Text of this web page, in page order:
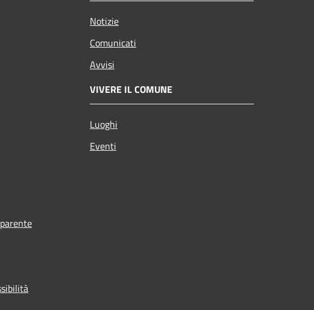
Notizie
Comunicati
Avvisi
VIVERE IL COMUNE
Luoghi
Eventi